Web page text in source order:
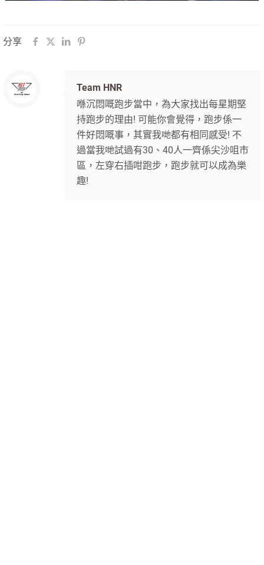
分享
Team HNR
喺沉悶嘅跑步當中，為大家找出每星期堅
持跑步的理由! 可能你會覺得，跑步係一
件好悶嘅事，其實我哋都有相同感受! 不
過當我哋試過有30、40人一齊係尖沙咀市
區，左穿右插咁跑步，跑步就可以成為樂
趣!